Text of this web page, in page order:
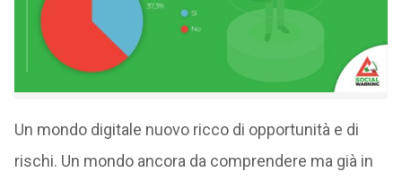
Un mondo digitale nuovo ricco di opportunità e di
rischi. Un mondo ancora da comprendere ma già in